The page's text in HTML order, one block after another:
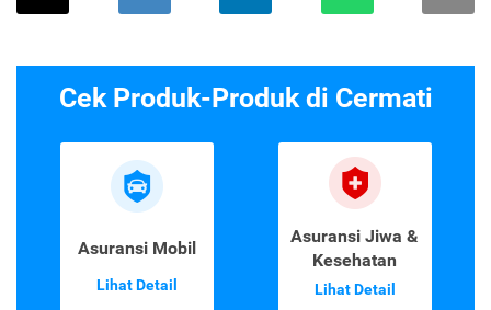
Cek Produk-Produk di Cermati
Asuransi Mobil
Lihat Detail
Asuransi Jiwa &
Kesehatan
Lihat Detail